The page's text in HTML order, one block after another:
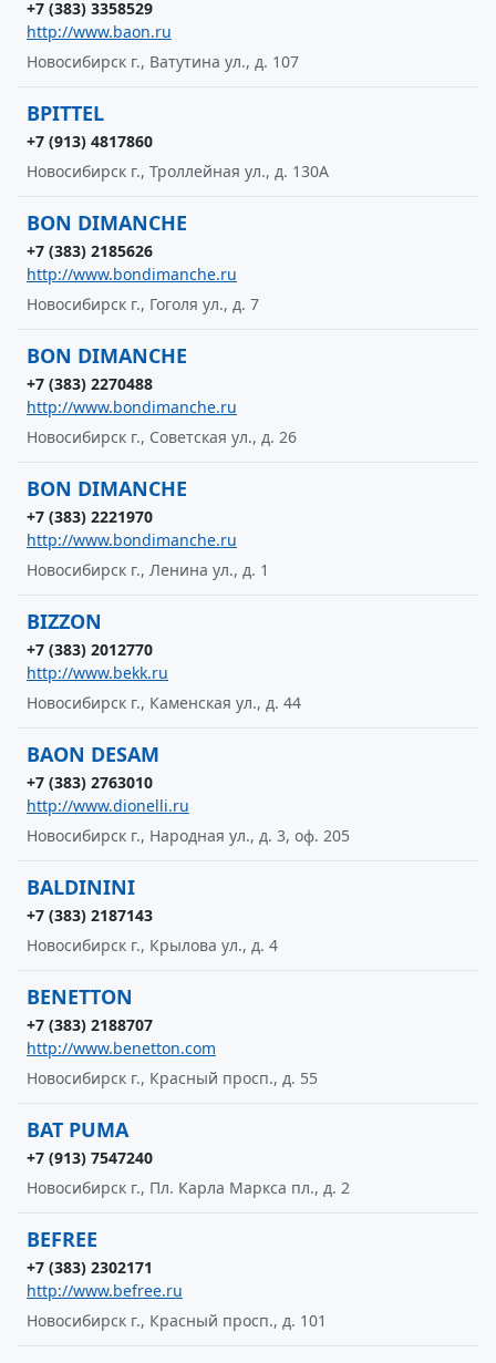
+7 (383) 3358529
http://www.baon.ru
Новосибирск г., Ватутина ул., д. 107
BPITTEL
+7 (913) 4817860
Новосибирск г., Троллейная ул., д. 130А
BON DIMANCHE
+7 (383) 2185626
http://www.bondimanche.ru
Новосибирск г., Гоголя ул., д. 7
BON DIMANCHE
+7 (383) 2270488
http://www.bondimanche.ru
Новосибирск г., Советская ул., д. 26
BON DIMANCHE
+7 (383) 2221970
http://www.bondimanche.ru
Новосибирск г., Ленина ул., д. 1
BIZZON
+7 (383) 2012770
http://www.bekk.ru
Новосибирск г., Каменская ул., д. 44
BAON DESAM
+7 (383) 2763010
http://www.dionelli.ru
Новосибирск г., Народная ул., д. 3, оф. 205
BALDININI
+7 (383) 2187143
Новосибирск г., Крылова ул., д. 4
BENETTON
+7 (383) 2188707
http://www.benetton.com
Новосибирск г., Красный просп., д. 55
BAT PUMA
+7 (913) 7547240
Новосибирск г., Пл. Карла Маркса пл., д. 2
BEFREE
+7 (383) 2302171
http://www.befree.ru
Новосибирск г., Красный просп., д. 101